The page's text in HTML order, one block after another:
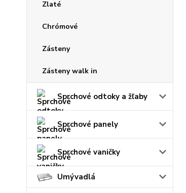
Zlaté
Chrómové
Zásteny
Zásteny walk in
Sprchové odtoky a žľaby
Sprchové panely
Sprchové vaničky
Umývadlá